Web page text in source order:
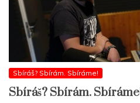
Sbíráš? Sbírám. Sbíráme!
Sbíráš? Sbírám.